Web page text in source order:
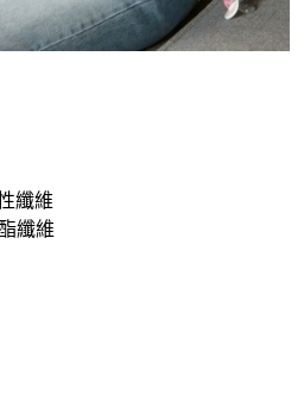
纖維
纖維